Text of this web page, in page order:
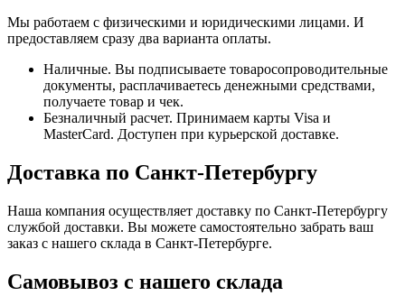
Мы работаем с физическими и юридическими лицами. И
предоставляем сразу два варианта оплаты.
Наличные. Вы подписываете товаросопроводительные
документы, расплачиваетесь денежными средствами,
получаете товар и чек.
Безналичный расчет. Принимаем карты Visa и
MasterCard. Доступен при курьерской доставке.
Доставка по Санкт-Петербургу
Наша компания осуществляет доставку по Санкт-Петербургу
службой доставки. Вы можете самостоятельно забрать ваш
заказ с нашего склада в Санкт-Петербурге.
Самовывоз с нашего склада